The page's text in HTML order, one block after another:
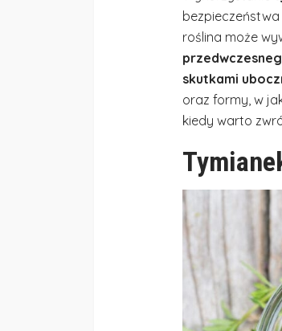
bezpieczeństwa
roślina może
skutkami
oraz formy, w
kiedy warto